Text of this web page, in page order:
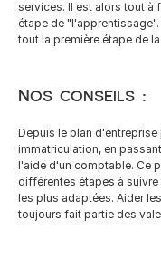
services. Il est alors tout à
étape de
tout la première étape de
Nos conseils :
Depuis le plan
immatriculation, en
l'aide d'un comptable. Ce
différentes étapes à
les plus adaptées. Aider
toujours fait partie des